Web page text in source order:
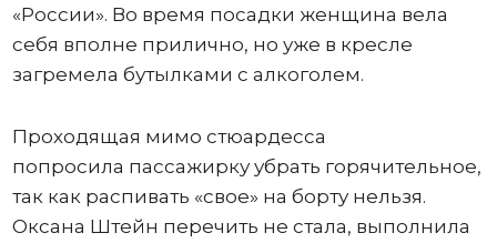
«России». Во время посадки женщина вела
себя вполне прилично, но уже в кресле
загремела бутылками с алкоголем.
Проходящая мимо стюардесса
попросила пассажирку убрать горячительное,
так как распивать «свое» на борту нельзя.
Оксана Штейн перечить не стала, выполнила